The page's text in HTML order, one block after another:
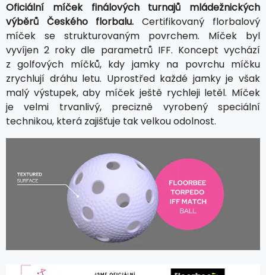
Oficiální míček finálových turnajů mládežnických
výběrů Českého florbalu. Certifikovaný florbalový
míček se strukturovaným povrchem. Míček byl
vyvíjen 2 roky dle parametrů IFF. Koncept vychází
z golfových míčků, kdy jamky na povrchu míčku
zrychlují dráhu letu. Uprostřed každé jamky je však
malý výstupek, aby míček ještě rychleji letěl. Míček
je velmi trvanlivý, precizně vyrobený speciální
technikou, která zajišťuje tak velkou odolnost.